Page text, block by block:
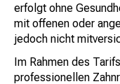
erfolgt ohne
mit offenen oder
jedoch nicht
Im Rahmen des Tarifs
professionellen